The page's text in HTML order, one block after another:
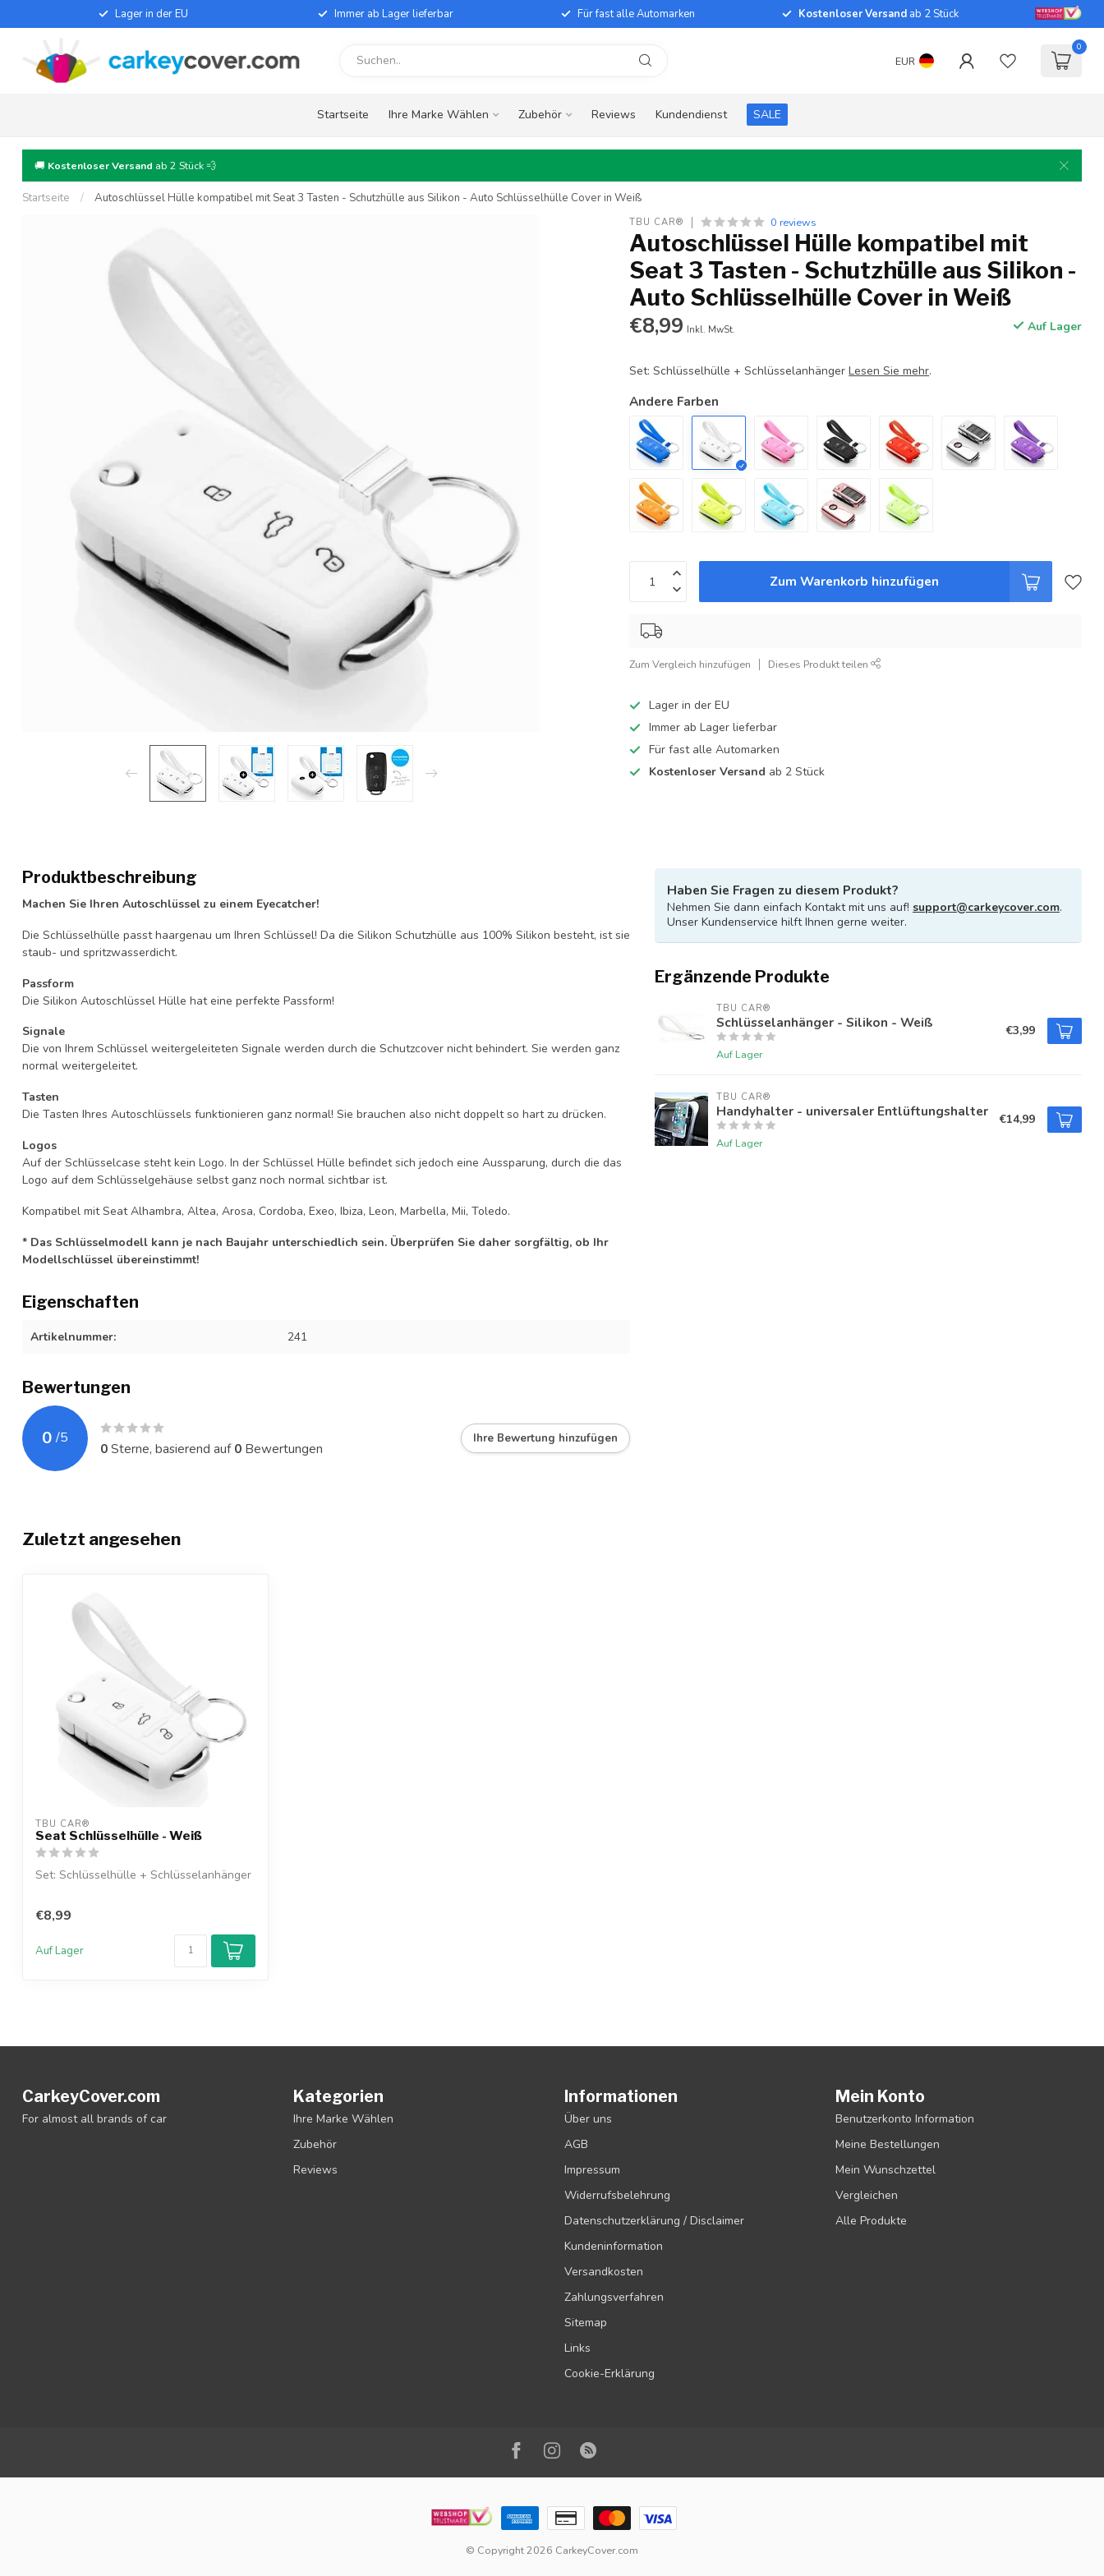
Lager in der EU Immer ab Lager lieferbar Für fast alle Automarken Kostenloser Versand ab 2 Stück
EUR
0
Startseite Ihre Marke Wählen Zubehör Reviews Kundendienst SALE
🚚 Kostenloser Versand ab 2 Stück 💨
Startseite / Autoschlüssel Hülle kompatibel mit Seat 3 Tasten - Schutzhülle aus Silikon - Auto Schlüsselhülle Cover in Weiß
TBU CAR® 0 reviews
Autoschlüssel Hülle kompatibel mit
Seat 3 Tasten - Schutzhülle aus Silikon -
Auto Schlüsselhülle Cover in Weiß
€8,99 Inkl. MwSt. Auf Lager
Set: Schlüsselhülle + SchlüsselanhängerLesen Sie mehr.
Andere Farben
Zum Warenkorb hinzufügen
Zum Vergleich hinzufügen Dieses Produkt teilen
Lager in der EU
Immer ab Lager lieferbar
Für fast alle Automarken
Kostenloser Versand ab 2 Stück
Produktbeschreibung
Machen Sie Ihren Autoschlüssel zu einem Eyecatcher!
Die Schlüsselhülle passt haargenau um Ihren Schlüssel! Da die Silikon Schutzhülle aus 100% Silikon besteht, ist sie
staub- und spritzwasserdicht.
Passform
Die Silikon Autoschlüssel Hülle hat eine perfekte Passform!
Signale
Die von Ihrem Schlüssel weitergeleiteten Signale werden durch die Schutzcover nicht behindert. Sie werden ganz
normal weitergeleitet.
Tasten
Die Tasten Ihres Autoschlüssels funktionieren ganz normal! Sie brauchen also nicht doppelt so hart zu drücken.
Logos
Auf der Schlüsselcase steht kein Logo. In der Schlüssel Hülle befindet sich jedoch eine Aussparung, durch die das
Logo auf dem Schlüsselgehäuse selbst ganz noch normal sichtbar ist.
Kompatibel mit Seat Alhambra, Altea, Arosa, Cordoba, Exeo, Ibiza, Leon, Marbella, Mii, Toledo.
* Das Schlüsselmodell kann je nach Baujahr unterschiedlich sein. Überprüfen Sie daher sorgfältig, ob Ihr
Modellschlüssel übereinstimmt!
Eigenschaften
Artikelnummer: 241
Bewertungen
0 /5
0Sterne, basierend auf0 Bewertungen
Ihre Bewertung hinzufügen
Haben Sie Fragen zu diesem Produkt?
Nehmen Sie dann einfach Kontakt mit uns auf! support@carkeycover.com.
Unser Kundenservice hilft Ihnen gerne weiter.
Ergänzende Produkte
TBU CAR®
Schlüsselanhänger - Silikon - Weiß
Auf Lager
€3,99
TBU CAR®
Handyhalter - universaler Entlüftungshalter
Auf Lager
€14,99
Zuletzt angesehen
TBU CAR®
Seat Schlüsselhülle - Weiß
Set: Schlüsselhülle + Schlüsselanhänger
€8,99
Auf Lager
CarkeyCover.com
For almost all brands of car
Kategorien
Ihre Marke Wählen
Zubehör
Reviews
Informationen
Über uns
AGB
Impressum
Widerrufsbelehrung
Datenschutzerklärung / Disclaimer
Kundeninformation
Versandkosten
Zahlungsverfahren
Sitemap
Links
Cookie-Erklärung
Mein Konto
Benutzerkonto Information
Meine Bestellungen
Mein Wunschzettel
Vergleichen
Alle Produkte
© Copyright 2026 CarkeyCover.com